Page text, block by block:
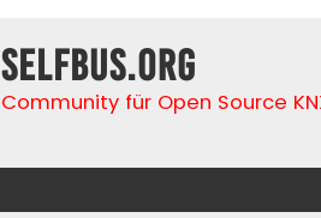
selfbus.org
Community für Open Source